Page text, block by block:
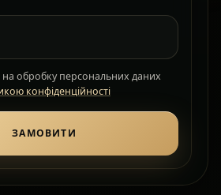
обробку персональних даних
конфіденційності
ЗАМОВИТИ